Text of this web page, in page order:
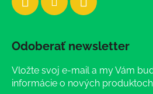
Odoberať newsletter
Vložte svoj e-mail a my Vám
informácie o nových